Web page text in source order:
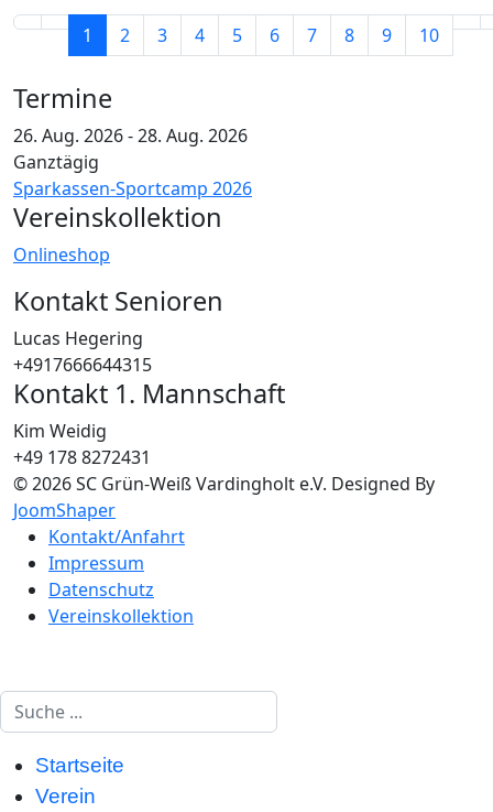
1 2 3 4 5 6 7 8 9 10
Termine
26. Aug. 2026-28. Aug. 2026
Ganztägig
Sparkassen-Sportcamp 2026
Vereinskollektion
Onlineshop
Kontakt Senioren
Lucas Hegering
+4917666644315
Kontakt 1. Mannschaft
Kim Weidig
+49 178 8272431
© 2026 SC Grün-Weiß Vardingholt e.V. Designed By
JoomShaper
Kontakt/Anfahrt
Impressum
Datenschutz
Vereinskollektion
Suchen
Startseite
Verein